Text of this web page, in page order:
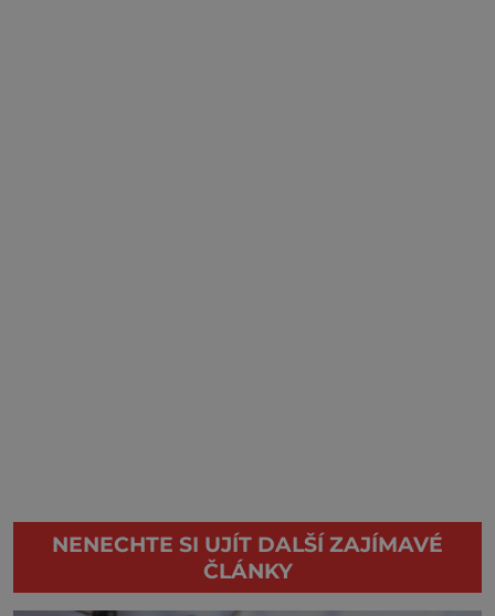
NENECHTE SI UJÍT DALŠÍ ZAJÍMAVÉ
ČLÁNKY